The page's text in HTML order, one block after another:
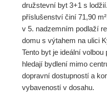
družstevní byt 3+1 s
příslušenství činí 71,90
v 5. nadzemním podlaží
domu s výtahem na ulici
Tento byt je ideální
hledají bydlení mimo
dopravní dostupností a
vybaveností v dosahu.